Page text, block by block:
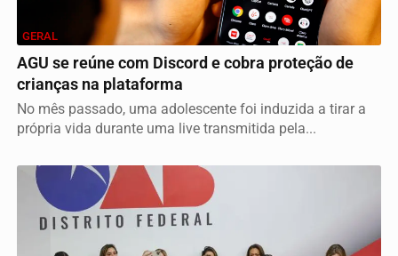
GERAL
AGU se reúne com Discord e cobra proteção de
crianças na plataforma
No mês passado, uma adolescente foi induzida a tirar a
própria vida durante uma live transmitida pela...